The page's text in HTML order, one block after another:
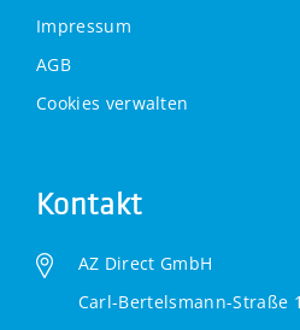
Impressum
AGB
Cookies verwalten
Kontakt
AZ Direct GmbH
Carl-Bertelsmann-Straße